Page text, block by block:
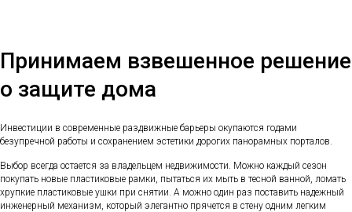
Принимаем взвешенное решение
о защите дома
Инвестиции в современные раздвижные барьеры окупаются годами
безупречной работы и сохранением эстетики дорогих панорамных порталов.
Выбор всегда остается за владельцем недвижимости. Можно каждый сезон
покупать новые пластиковые рамки, пытаться их мыть в тесной ванной, ломать
хрупкие пластиковые ушки при снятии. А можно один раз поставить надежный
инженерный механизм, который элегантно прячется в стену одним легким